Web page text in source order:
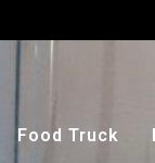
Food Truck